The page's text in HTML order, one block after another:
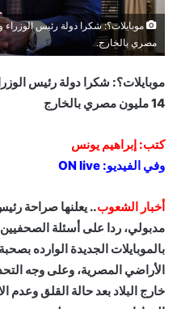
مصري بالخارج.
موبايلات؟: شكرا دولة رئيس
14 مليون مصري بالخارج
كتب: إبراهيم يونس
وفي الفيديو: ON live
أخبار الشعوب.. يعلنها صراحة
مدبولي، ردا على أسئلة
بالموبايلات الجديدة الوارده
الأراضي المصرية، وعلى وجه
خارج البلاد بعد حالة القلق وعدم